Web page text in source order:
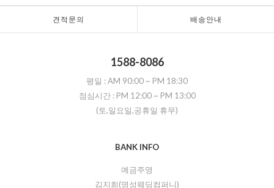
견적문의 배송안내
1588-8086
평일 :AM 90:00 ~ PM 18:30
점심시간 : PM 12:00~ PM 13:00
(토,일요일,공휴일 휴무)
BANK INFO
예금주명
김지희(명성웨딩컴퍼니)